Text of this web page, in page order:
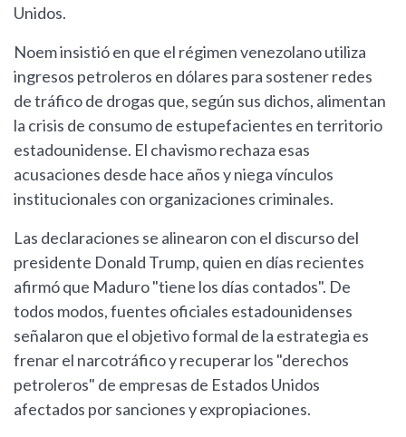
Unidos.
Noem insistió en que el régimen venezolano utiliza
ingresos petroleros en dólares para sostener redes
de tráfico de drogas que, según sus dichos, alimentan
la crisis de consumo de estupefacientes en territorio
estadounidense. El chavismo rechaza esas
acusaciones desde hace años y niega vínculos
institucionales con organizaciones criminales.
Las declaraciones se alinearon con el discurso del
presidente Donald Trump, quien en días recientes
afirmó que Maduro "tiene los días contados". De
todos modos, fuentes oficiales estadounidenses
señalaron que el objetivo formal de la estrategia es
frenar el narcotráfico y recuperar los "derechos
petroleros" de empresas de Estados Unidos
afectados por sanciones y expropiaciones.